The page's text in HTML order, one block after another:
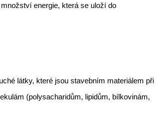
energie, která se uloží do
látky, které jsou stavebním materiálem při
(polysacharidům, lipidům, bílkovinám,